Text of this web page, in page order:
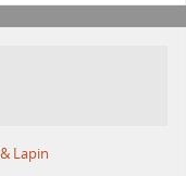
Lapin